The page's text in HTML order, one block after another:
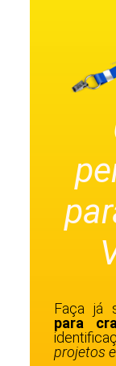
Faça já
para
projetos